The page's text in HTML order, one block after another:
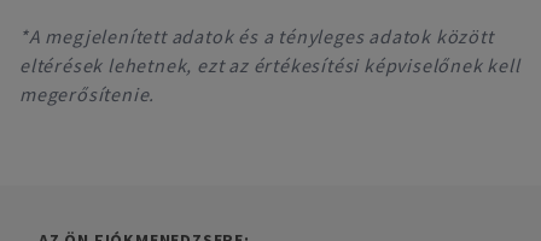
*A megjelenített adatok és a tényleges adatok között
eltérések lehetnek, ezt az értékesítési képviselőnek kell
megerősítenie.